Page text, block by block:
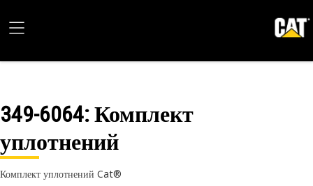
349-6064: Комплект
уплотнений
Комплект уплотнений Cat®